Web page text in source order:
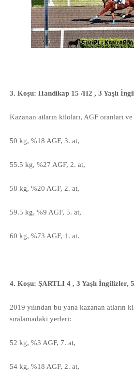
3. Koşu: Handikap 15 /H2 , 3 Yaşlı
Kazanan atların kiloları, AGF oranları
50 kg, %18 AGF, 3. at,
55.5 kg, %27 AGF, 2. at,
58 kg, %20 AGF, 2. at,
59.5 kg, %9 AGF, 5. at,
60 kg, %73 AGF, 1. at.
4. Koşu: ŞARTLI 4 , 3 Yaşlı İngilizler,
2019 yılından bu yana kazanan atların
sıralamadaki yerleri:
52 kg, %3 AGF, 7. at,
54 kg, %18 AGF, 2. at,